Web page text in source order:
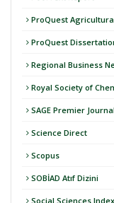
ProQuest
ProQuest
Regional Business
Royal Society of
SAGE Premier
Science Direct
Scopus
SOBİAD Atıf Dizini
Social Sciences